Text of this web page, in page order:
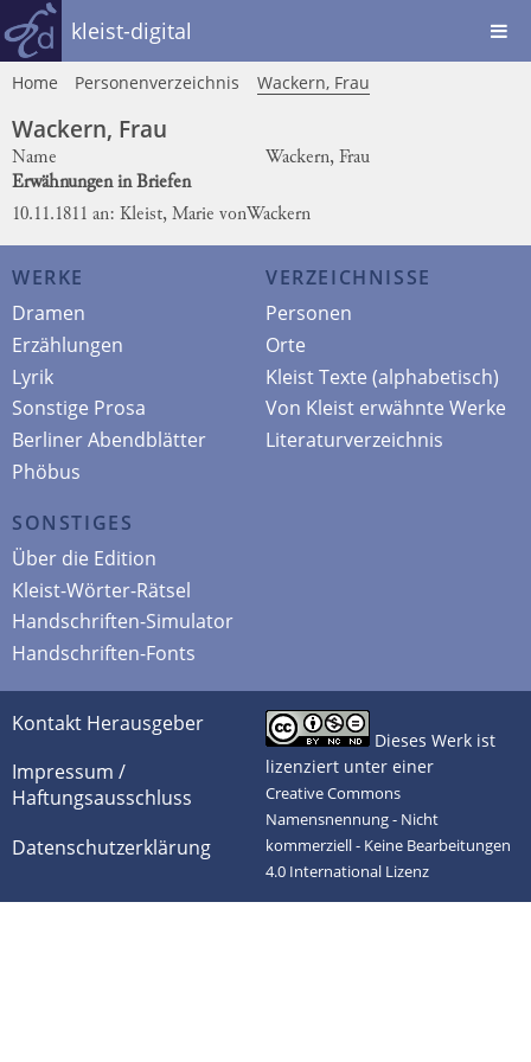
kleist-digital
Home Personenverzeichnis Wackern, Frau
Wackern, Frau
Name
Wackern, Frau
Erwähnungen in Briefen
10.11.1811 an: Kleist, Marie vonWackern
WERKE
Dramen
Erzählungen
Lyrik
Sonstige Prosa
Berliner Abendblätter
Phöbus
VERZEICHNISSE
Personen
Orte
Kleist Texte (alphabetisch)
Von Kleist erwähnte Werke
Literaturverzeichnis
SONSTIGES
Über die Edition
Kleist-Wörter-Rätsel
Handschriften-Simulator
Handschriften-Fonts
Kontakt Herausgeber
Impressum /
Haftungsausschluss
Datenschutzerklärung
Dieses Werk ist
lizenziert unter einer
Creative Commons
Namensnennung - Nicht
kommerziell - Keine Bearbeitungen
4.0 International Lizenz